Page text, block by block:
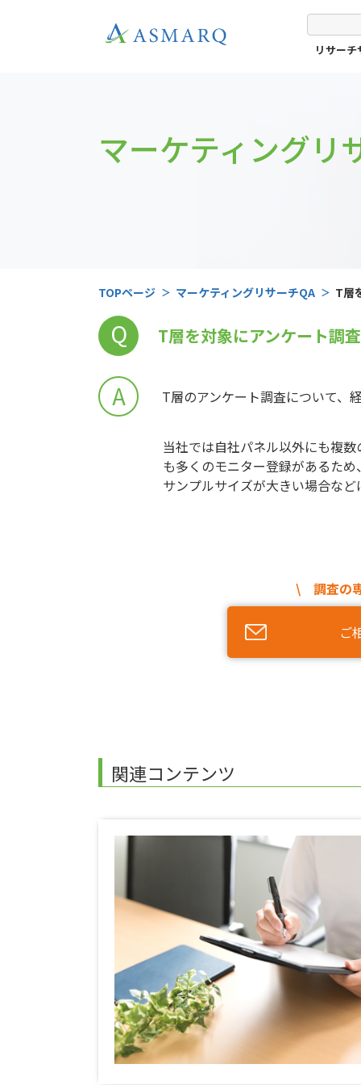
リサーチ
マーケティングリ
TOPページ マーケティングリサーチQA
T層
Q T層を対象にアンケート調
A T層のアンケート調査について、
当社では自社パネル以外にも複
も多くのモニター登録があるた
サンプルサイズが大きい場合な
\ 調査の
ご
関連コンテンツ